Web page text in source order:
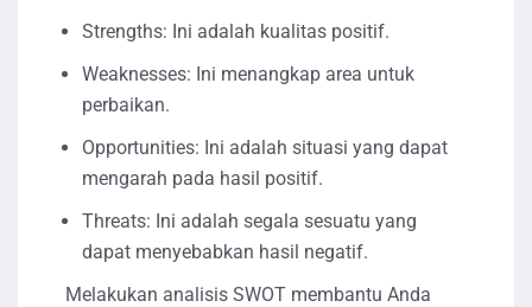
Strengths: Ini adalah kualitas positif.
Weaknesses: Ini menangkap area untuk
perbaikan.
Opportunities: Ini adalah situasi yang dapat
mengarah pada hasil positif.
Threats: Ini adalah segala sesuatu yang
dapat menyebabkan hasil negatif.
Melakukan analisis SWOT membantu Anda